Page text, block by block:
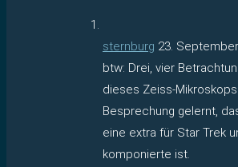
sternburg 23.
btw: Drei, vier
dieses Zeiss-
Besprechung gelernt,
eine extra für Star Trek
komponierte ist.